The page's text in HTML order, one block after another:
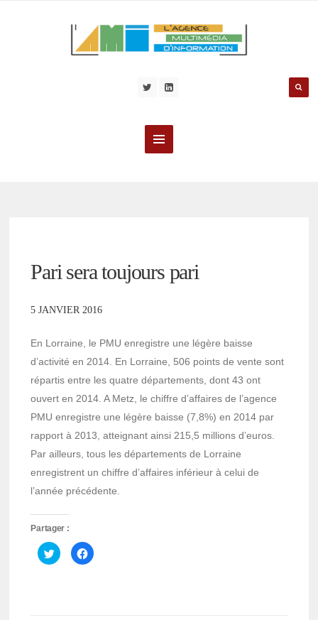
Pari sera toujours pari
5 JANVIER 2016
En Lorraine, le PMU enregistre une légère baisse
d’activité en 2014. En Lorraine, 506 points de vente sont
répartis entre les quatre départements, dont 43 ont
ouvert en 2014. ​A Metz, le chiffre d’affaires de l’agence
PMU enregistre une légère baisse (7,8%) en 2014 par
rapport à 2013, atteignant ainsi 215,5 millions d’euros.
Par ailleurs, tous les départements de Lorraine
enregistrent un chiffre d’affaires inférieur à celui de
l’année précédente.
Partager :
Cliquez
pour
partager
Cliquez
pour